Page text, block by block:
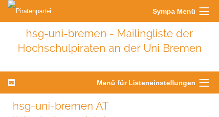
Sympa Menü
hsg-uni-bremen - Mailingliste der
Hochschulpiraten an der Uni Bremen
Menü für Listeneinstellungen
hsg-uni-bremen AT